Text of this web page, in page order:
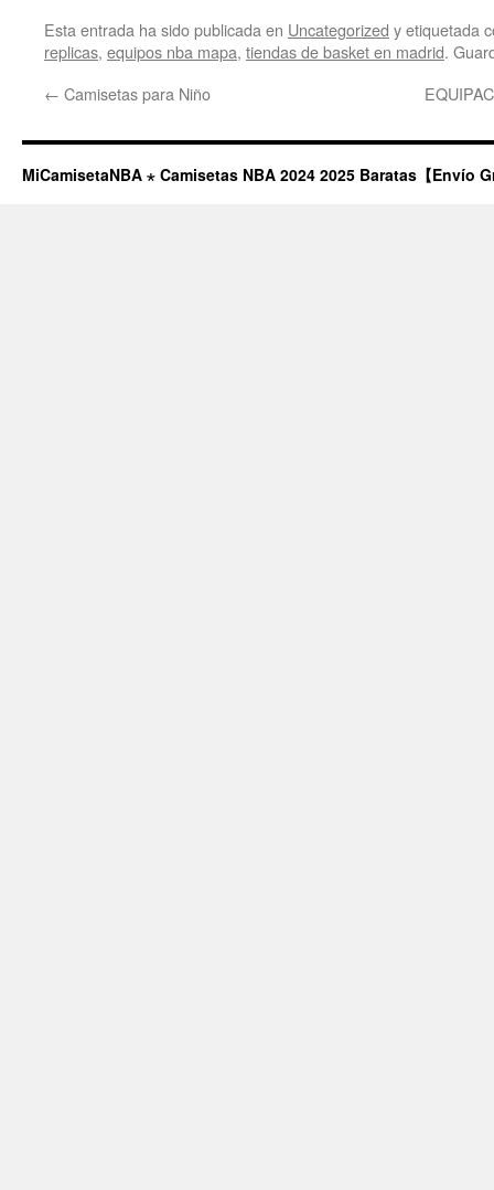
Esta entrada ha sido publicada en Uncategorized y etiquetada
replicas, equipos nba mapa, tiendas de basket en madrid.
← Camisetas para Niño
MiCamisetaNBA ⋆ Camisetas NBA 2024 2025 Baratas【Envío